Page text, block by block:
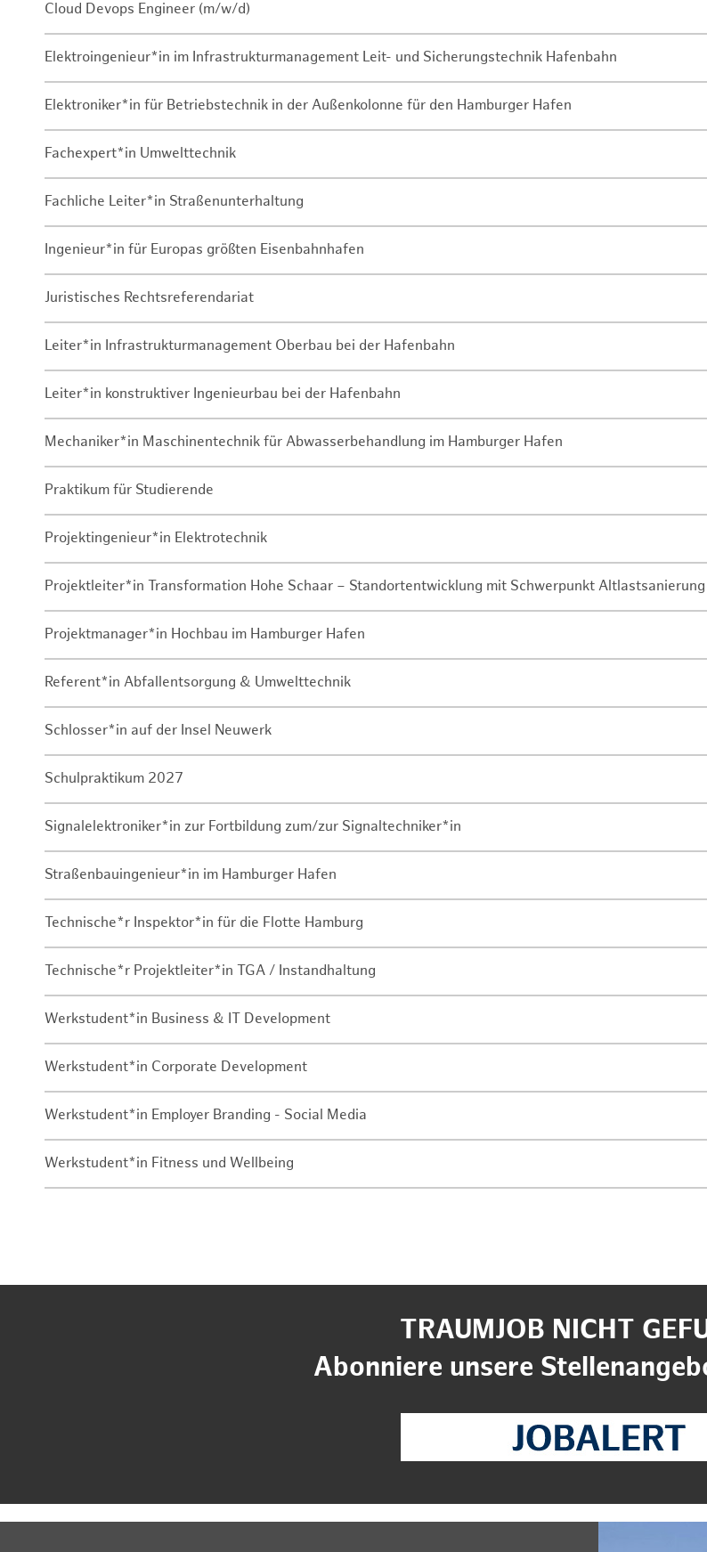
Cloud Devops Engineer (m/w/d)
Elektroingenieur*in im Infrastrukturmanagement Leit- und Sicherungstechnik Hafenbahn
Elektroniker*in für Betriebstechnik in der Außenkolonne für den Hamburger Hafen
Fachexpert*in Umwelttechnik
Fachliche Leiter*in Straßenunterhaltung
Ingenieur*in für Europas größten Eisenbahnhafen
Juristisches Rechtsreferendariat
Leiter*in Infrastrukturmanagement Oberbau bei der Hafenbahn
Leiter*in konstruktiver Ingenieurbau bei der Hafenbahn
Mechaniker*in Maschinentechnik für Abwasserbehandlung im Hamburger Hafen
Praktikum für Studierende
Projektingenieur*in Elektrotechnik
Projektleiter*in Transformation Hohe Schaar – Standortentwicklung mit Schwerpunkt Altlastsanierung
Projektmanager*in Hochbau im Hamburger Hafen
Referent*in Abfallentsorgung & Umwelttechnik
Schlosser*in auf der Insel Neuwerk
Schulpraktikum 2027
Signalelektroniker*in zur Fortbildung zum/zur Signaltechniker*in
Straßenbauingenieur*in im Hamburger Hafen
Technische*r Inspektor*in für die Flotte Hamburg
Technische*r Projektleiter*in TGA / Instandhaltung
Werkstudent*in Business & IT Development
Werkstudent*in Corporate Development
Werkstudent*in Employer Branding - Social Media
Werkstudent*in Fitness und Wellbeing
TRAUMJOB NICHT
Abonniere unsere